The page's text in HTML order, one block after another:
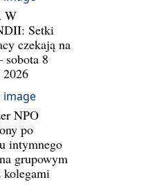
W
Setki
czekają na
sobota 8
2026
NPO
po
intymnego
grupowym
kolegami